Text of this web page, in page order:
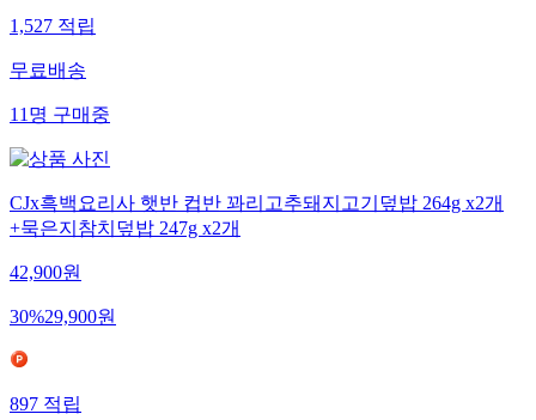
1,527적립
무료배송
11명구매중
CJx흑백요리사 햇반 컵반 꽈리고추돼지고기덮밥 264g x2개
+묵은지참치덮밥 247g x2개
42,900원
30%29,900원
897적립